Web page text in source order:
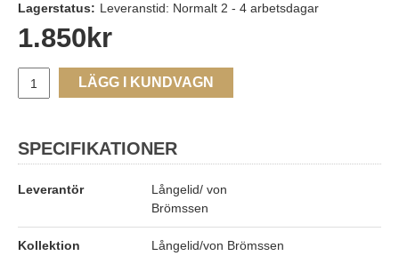
Lagerstatus: Leveranstid: Normalt 2 - 4 arbetsdagar
1.850 kr
LÄGG I KUNDVAGN
SPECIFIKATIONER
Leverantör
Långelid/ von
Brömssen
Kollektion
Långelid/von Brömssen